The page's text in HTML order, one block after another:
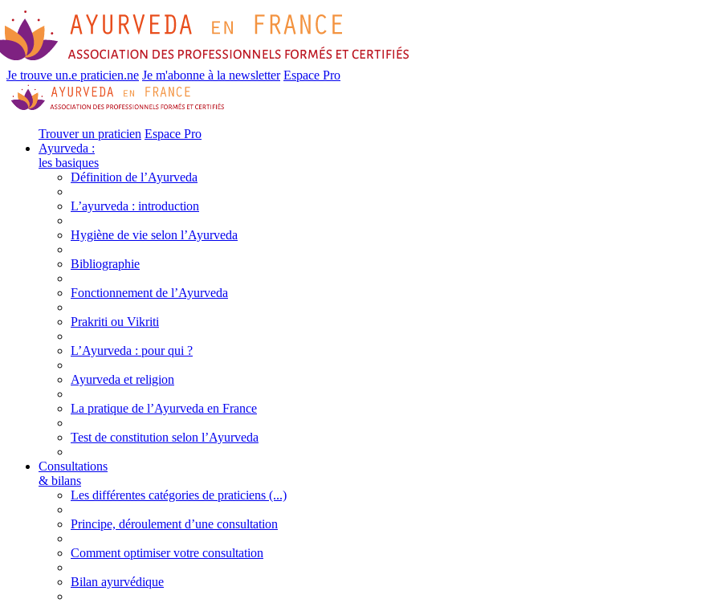
Je trouve un.e praticien.ne Je m'abonne à la newsletter Espace Pro
Trouver un praticien Espace Pro
Ayurveda :
les basiques
Définition de l’Ayurveda
L’ayurveda : introduction
Hygiène de vie selon l’Ayurveda
Bibliographie
Fonctionnement de l’Ayurveda
Prakriti ou Vikriti
L’Ayurveda : pour qui ?
Ayurveda et religion
La pratique de l’Ayurveda en France
Test de constitution selon l’Ayurveda
Consultations
& bilans
Les différentes catégories de praticiens (...)
Principe, déroulement d’une consultation
Comment optimiser votre consultation
Bilan ayurvédique